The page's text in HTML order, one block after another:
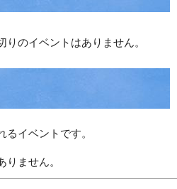
のイベントはありません。
イベントです。
ません。